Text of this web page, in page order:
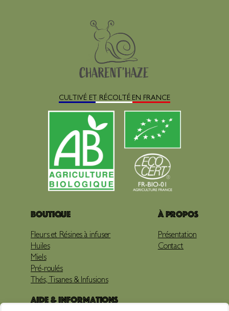
CULTIVÉ ET RÉCOLTÉ EN FRANCE
Boutique
Fleurs et Résines à infuser
Huiles
Miels
Pré-roulés
Thés, Tisanes & Infusions
À propos
Présentation
Contact
Aide & Informations